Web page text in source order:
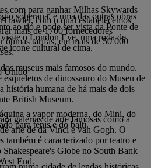
soberana, é uma das outras obras
ao rio e pode ser vista da Ponte de
o London Eye, uma roda de
ícone cultural de cima.
museus mais famosos do mundo.
esqueletos de dinossauro do Museu de
história humana de há mais de dois
British Museum.
galerias de arte famosas como a
arte de da Vinci e van Gogh. O
também é caracterizado por teatro e
Globe no South Bank
End.
para ganhar Milhas Skywards
com o qual estabelecemos
mais de 1700 fornecedores
ótimas tarifas, em mais de 50 000
Unido
a vapor moderna, do Mini, do
para ténis e do balti.